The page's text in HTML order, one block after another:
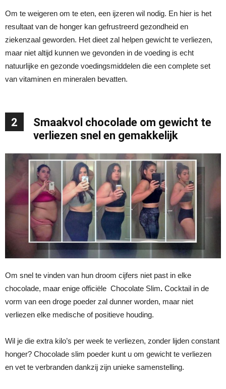
Om te weigeren om te eten, een ijzeren wil nodig. En hier is het
resultaat van de honger kan gefrustreerd gezondheid en
ziekenzaal geworden. Het dieet zal helpen gewicht te verliezen,
maar niet altijd kunnen we gevonden in de voeding is echt
natuurlijke en gezonde voedingsmiddelen die een complete set
van vitaminen en mineralen bevatten.
2
Smaakvol chocolade om gewicht te
verliezen snel en gemakkelijk
Om snel te vinden van hun droom cijfers niet past in elke
chocolade, maar enige officiële Chocolate Slim. Cocktail in de
vorm van een droge poeder zal dunner worden, maar niet
verliezen elke medische of positieve houding.
Wil je die extra kilo’s per week te verliezen, zonder lijden constant
honger? Chocolade slim poeder kunt u om gewicht te verliezen
en vet te verbranden dankzij zijn unieke samenstelling.